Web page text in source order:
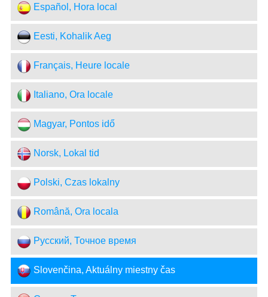
Español, Hora local
Eesti, Kohalik Aeg
Français, Heure locale
Italiano, Ora locale
Magyar, Pontos idő
Norsk, Lokal tid
Polski, Czas lokalny
Română, Ora locala
Русский, Точное время
Slovenčina, Aktuálny miestny čas